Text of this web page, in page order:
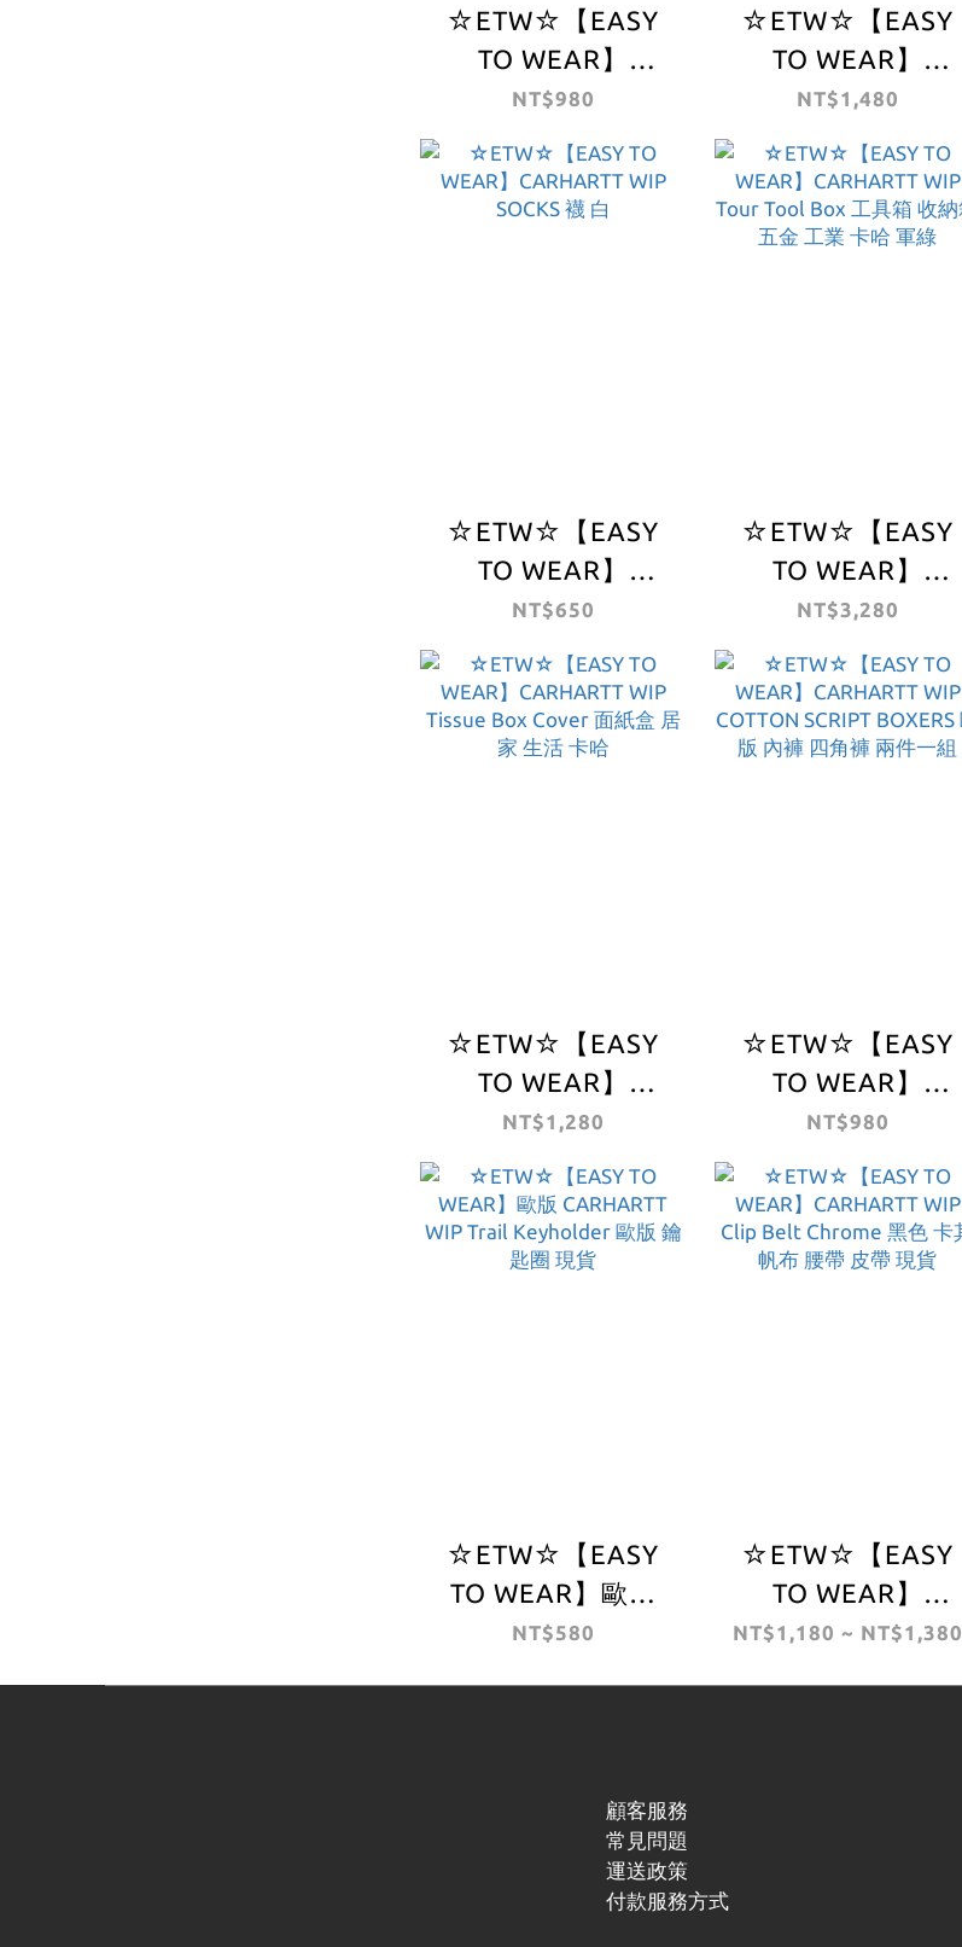
☆ETW☆【EASY
TO WEAR】
CARHARTT WIP
Drewe Keychain 卡
哈 鑰匙扣 掛飾 配件
NT$980
☆ETW☆【EASY
TO WEAR】
CARHARTT WIP
Heart Clip Belt 卡
哈 皮帶 愛心 配件
NT$1,480
☆ETW☆【EASY
TO WEAR】
CARHARTT WIP
SOCKS 襪 白
NT$650
☆ETW☆【EASY
TO WEAR】
CARHARTT WIP
Tour Tool Box 工具
箱 收納箱 五金 工業
卡哈 軍綠
NT$3,280
☆ETW☆【EASY
TO WEAR】
CARHARTT WIP
面紙盒 居家 生活 卡
哈
NT$1,280
☆ETW☆【EASY
TO WEAR】
CARHARTT WIP
BOXERS 歐版 內褲
四角褲 兩件一組
NT$980
☆ETW☆【EASY
TO WEAR】歐版
CARHARTT WIP
NT$580
☆ETW☆【EASY
TO WEAR】
CARHARTT WIP
NT$1,180 ~ NT$1,380
顧客服務
常見問題
運送政策
付款服務方式